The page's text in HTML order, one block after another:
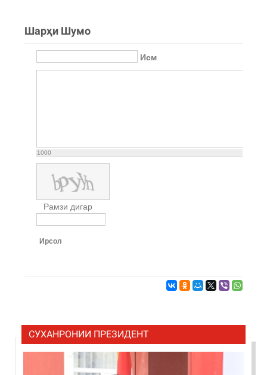
Шарҳи Шумо
Исм
1000
Рамзи дигар
Ирсол
СУХАНРОНИИ ПРЕЗИДЕНТ